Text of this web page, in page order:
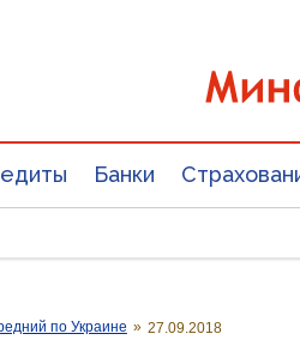
Банки
по Украине » 27.09.2018